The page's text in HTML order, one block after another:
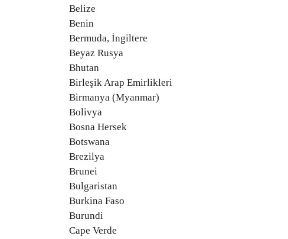
Belize
Benin
Bermuda, İngiltere
Beyaz Rusya
Bhutan
Birleşik Arap Emirlikleri
Birmanya (Myanmar)
Bolivya
Bosna Hersek
Botswana
Brezilya
Brunei
Bulgaristan
Burkina Faso
Burundi
Cape Verde